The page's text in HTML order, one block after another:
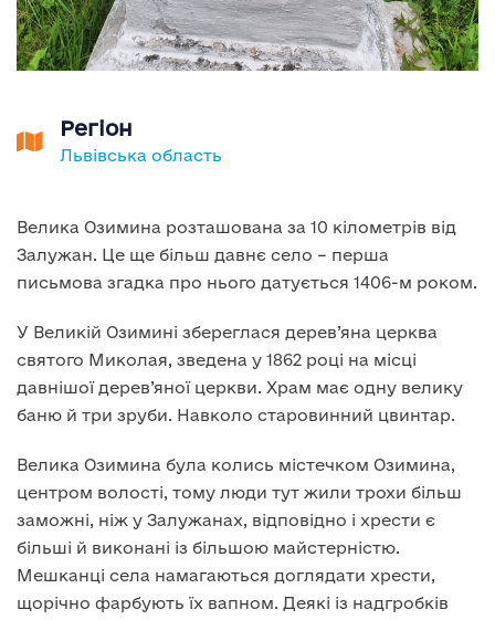
Регіон
Львівська область
Велика Озимина розташована за 10 кілометрів від
Залужан. Це ще більш давнє село – перша
письмова згадка про нього датується 1406-м роком.
У Великій Озимині збереглася дерев’яна церква
святого Миколая, зведена у 1862 році на місці
давнішої дерев’яної церкви. Храм має одну велику
баню й три зруби. Навколо старовинний цвинтар.
Велика Озимина була колись містечком Озимина,
центром волості, тому люди тут жили трохи більш
заможні, ніж у Залужанах, відповідно і хрести є
більші й виконані із більшою майстерністю.
Мешканці села намагаються доглядати хрести,
щорічно фарбують їх вапном. Деякі із надгробків